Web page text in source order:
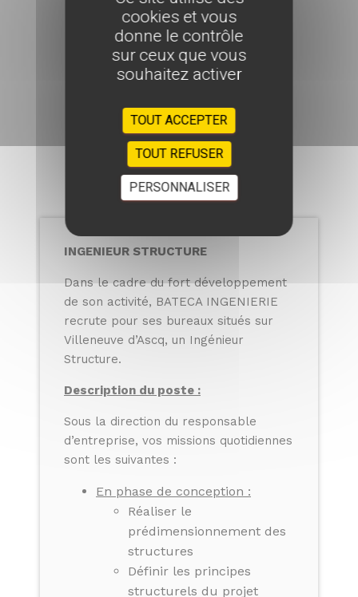
INGENIEUR STRUCTURE
Dans le cadre du fort développement
de son activité, BATECA INGENIERIE
recrute pour ses bureaux situés sur
Villeneuve d’Ascq, un Ingénieur
Structure.
Description du poste :
Sous la direction du responsable
d’entreprise, vos missions quotidiennes
sont les suivantes :
En phase de conception :
Réaliser le
prédimensionnement des
structures
Définir les principes
structurels du projet
cookies et vous
donne le contrôle
sur ceux que vous
souhaitez activer
TOUT ACCEPTER
TOUT REFUSER
PERSONNALISER